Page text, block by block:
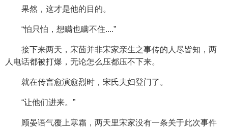
果然，这才是他的目的。
“怕只怕，想瞒也瞒不住....”
接下来两天，宋茴并非宋家亲生之事传的人尽皆知，两
人电话都被打爆，无论怎么压都压不下来。
就在传言愈演愈烈时，宋氏夫妇登门了。
“让他们进来。”
顾晏语气覆上寒霜，两天里宋家没有一条关于此次事件